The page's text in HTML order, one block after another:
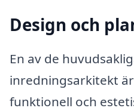
Design och
En av de
inredningsarkitekt
funktionell och